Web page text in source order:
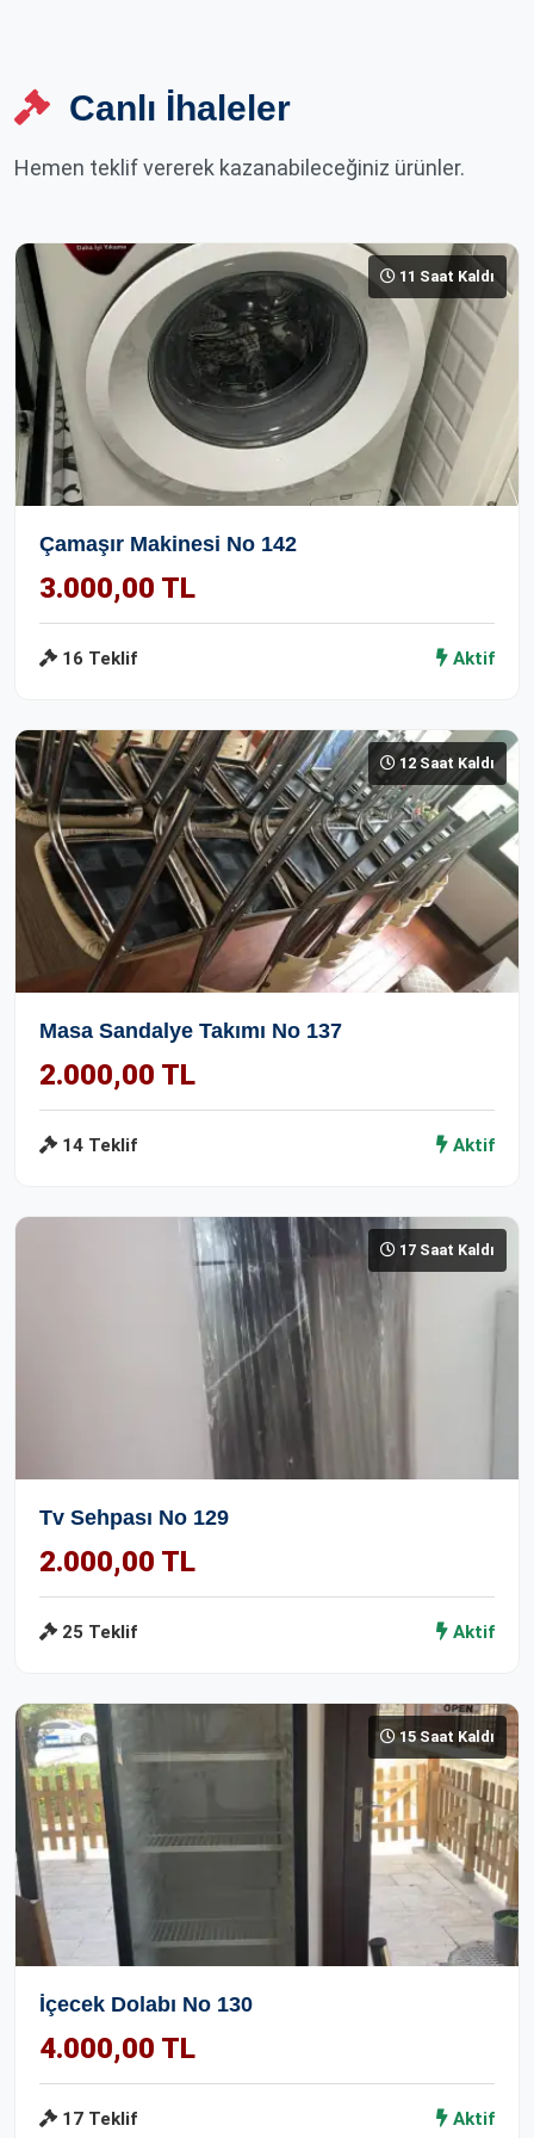
Canlı İhaleler
Hemen teklif vererek kazanabileceğiniz ürünler.
11 Saat Kaldı
Çamaşır Makinesi No 142
3.000,00 TL
16 Teklif Aktif
12 Saat Kaldı
Masa Sandalye Takımı No 137
2.000,00 TL
14 Teklif Aktif
17 Saat Kaldı
Tv Sehpası No 129
2.000,00 TL
25 Teklif Aktif
15 Saat Kaldı
İçecek Dolabı No 130
4.000,00 TL
17 Teklif Aktif